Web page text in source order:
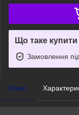
Що таке
Замовлення
Опис